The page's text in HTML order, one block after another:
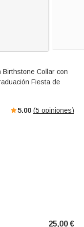
Collar con
Fiesta de
5.00 (5 opiniones)
25,00 €